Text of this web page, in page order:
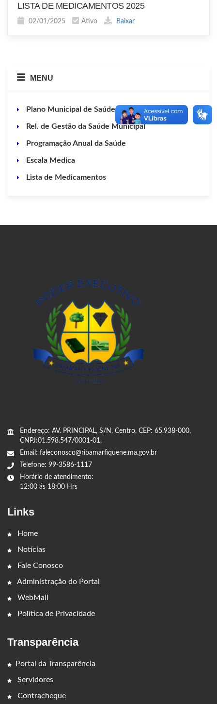
LISTA DE MEDICAMENTOS 2025
02/01/2025 Ativo Baixar
MENU
Plano Municipal de Saúde
Rel. de Gestão da Saúde Municipal
Programação Anual da Saúde
Escala Medica
Lista de Medicamentos
Endereço: AV. PRINCIPAL, S/N, Centro, CEP: 65.938-000,
CNPJ:01.598.547/0001-01.
Email: faleconosco@ribamarfiquene.ma.gov.br
Telefone: 99-3586-1117
Horário de atendimento:
12:00 ás 18:00 Hrs
Links
Home
Notícias
Fale Conosco
Administração do Portal
WebMail
Política de Privacidade
Transparência
Portal da Transparência
Servidores
Contracheque